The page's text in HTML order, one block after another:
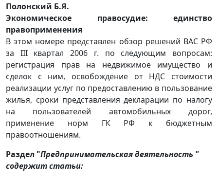
Полонский Б.Я.
Экономическое правосудие: единство
правоприменения
В этом номере представлен обзор решений ВАС РФ
за III квартал 2006 г. по следующим вопросам:
регистрация прав на недвижимое имущество и
сделок с ним, освобождение от НДС стоимости
реализации услуг по предоставлению в пользование
жилья, сроки представления декларации по налогу
на пользователей автомобильных дорог,
применение норм ГК РФ к бюджетным
правоотношениям.
Раздел "Предпринимательская деятельность "
содержит статьи: